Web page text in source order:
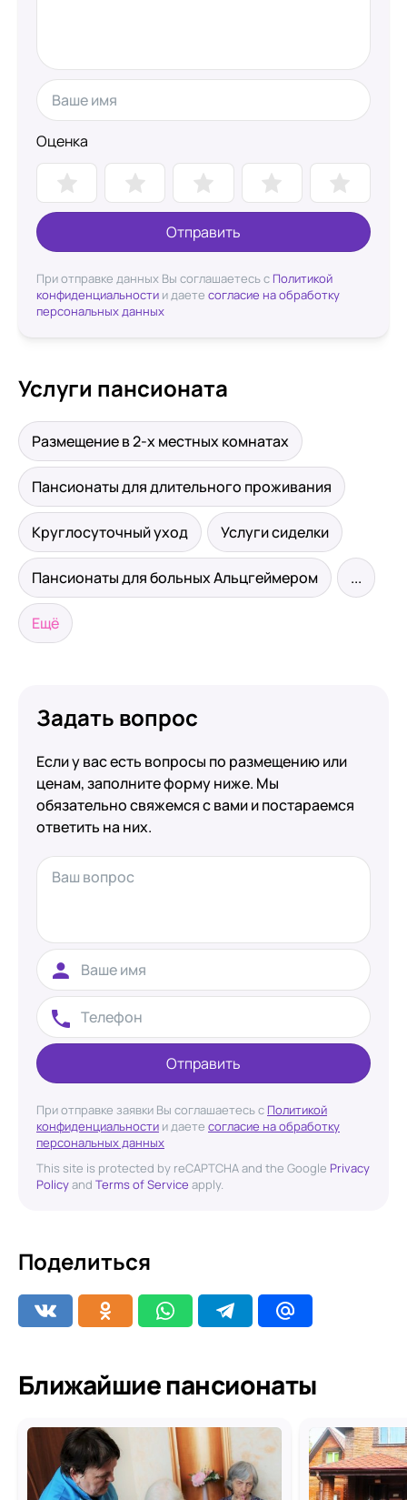
Оценка
Отправить
При отправке данных Вы соглашаетесь с Политикой
конфиденциальности и даете согласие на обработку
персональных данных
Услуги пансионата
Размещение в 2-х местных комнатах
Пансионаты для длительного проживания
Круглосуточный уход Услуги сиделки
Пансионаты для больных Альцгеймером ...
Ещё
Задать вопрос
Если у вас есть вопросы по размещению или
ценам, заполните форму ниже. Мы
обязательно свяжемся с вами и постараемся
ответить на них.
Отправить
При отправке заявки Вы соглашаетесь с Политикой
конфиденциальности и даете согласие на обработку
персональных данных
This site is protected by reCAPTCHA and the Google Privacy
Policyand Terms of Service apply.
Поделиться
Ближайшие пансионаты